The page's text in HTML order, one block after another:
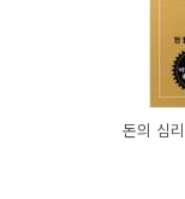
돈의 심